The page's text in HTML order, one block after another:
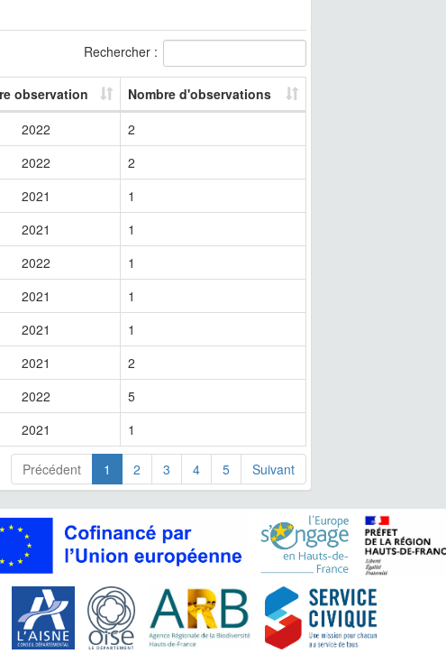
Rechercher :
observation
Nombre d'observations
2022
2
2022
2
2021
1
2021
1
2022
1
2021
1
2021
1
2021
2
2022
5
2021
1
Précédent 1 2 3 4 5 Suivant